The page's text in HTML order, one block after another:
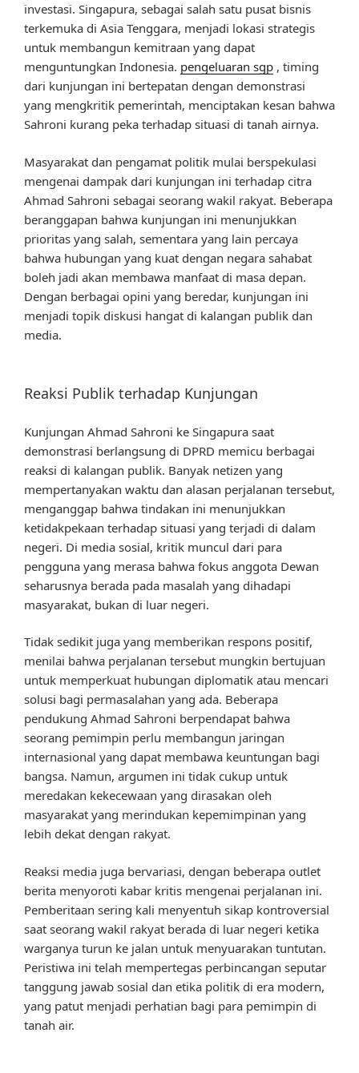
investasi. Singapura, sebagai salah satu pusat bisnis
terkemuka di Asia Tenggara, menjadi lokasi strategis
untuk membangun kemitraan yang dapat
menguntungkan Indonesia. pengeluaran sgp , timing
dari kunjungan ini bertepatan dengan demonstrasi
yang mengkritik pemerintah, menciptakan kesan bahwa
Sahroni kurang peka terhadap situasi di tanah airnya.
Masyarakat dan pengamat politik mulai berspekulasi
mengenai dampak dari kunjungan ini terhadap citra
Ahmad Sahroni sebagai seorang wakil rakyat. Beberapa
beranggapan bahwa kunjungan ini menunjukkan
prioritas yang salah, sementara yang lain percaya
bahwa hubungan yang kuat dengan negara sahabat
boleh jadi akan membawa manfaat di masa depan.
Dengan berbagai opini yang beredar, kunjungan ini
menjadi topik diskusi hangat di kalangan publik dan
media.
Reaksi Publik terhadap Kunjungan
Kunjungan Ahmad Sahroni ke Singapura saat
demonstrasi berlangsung di DPRD memicu berbagai
reaksi di kalangan publik. Banyak netizen yang
mempertanyakan waktu dan alasan perjalanan tersebut,
menganggap bahwa tindakan ini menunjukkan
ketidakpekaan terhadap situasi yang terjadi di dalam
negeri. Di media sosial, kritik muncul dari para
pengguna yang merasa bahwa fokus anggota Dewan
seharusnya berada pada masalah yang dihadapi
masyarakat, bukan di luar negeri.
Tidak sedikit juga yang memberikan respons positif,
menilai bahwa perjalanan tersebut mungkin bertujuan
untuk memperkuat hubungan diplomatik atau mencari
solusi bagi permasalahan yang ada. Beberapa
pendukung Ahmad Sahroni berpendapat bahwa
seorang pemimpin perlu membangun jaringan
internasional yang dapat membawa keuntungan bagi
bangsa. Namun, argumen ini tidak cukup untuk
meredakan kekecewaan yang dirasakan oleh
masyarakat yang merindukan kepemimpinan yang
lebih dekat dengan rakyat.
Reaksi media juga bervariasi, dengan beberapa outlet
berita menyoroti kabar kritis mengenai perjalanan ini.
Pemberitaan sering kali menyentuh sikap kontroversial
saat seorang wakil rakyat berada di luar negeri ketika
warganya turun ke jalan untuk menyuarakan tuntutan.
Peristiwa ini telah mempertegas perbincangan seputar
tanggung jawab sosial dan etika politik di era modern,
yang patut menjadi perhatian bagi para pemimpin di
tanah air.